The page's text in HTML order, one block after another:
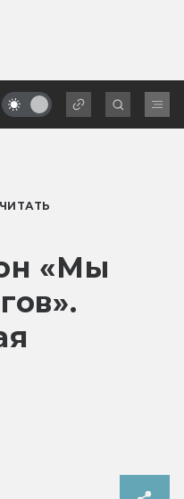
«Мы